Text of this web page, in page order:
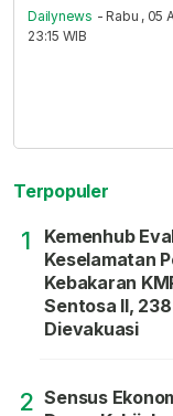
Dailynews - Rabu , 05
23:15 WIB
Terpopuler
1
Kemenhub
Keselamatan
Kebakaran
Sentosa II,
Dievakuasi
2 Sensus